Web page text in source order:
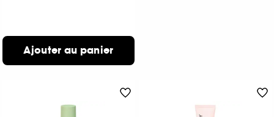
Ajouter au panier